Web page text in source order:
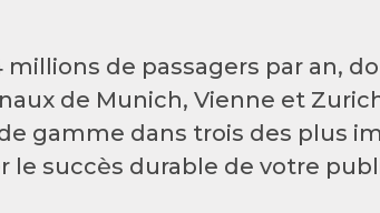
de passagers par an,
de Munich, Vienne et
gamme dans trois des plus
le succès durable de votre